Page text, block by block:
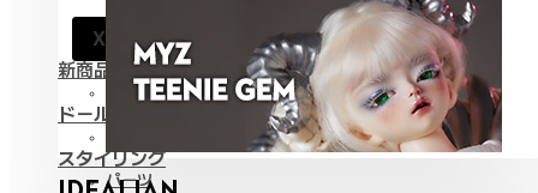
X サポート
新商品
全て見る
ドール
スタイリング
パーツ